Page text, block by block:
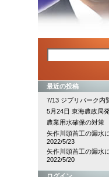
最近の投稿
7/13 ジブリパーク内
5月24日 東海農政局
農業用水確保の対策
矢作川頭首工の漏水
2022/5/23
矢作川頭首工の漏水
2022/5/20